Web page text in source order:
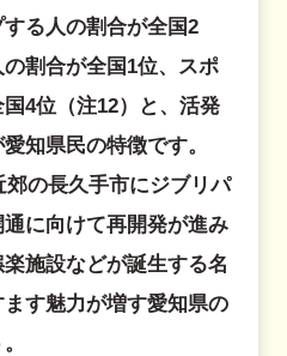
る人の割合が全国2
割合が全国1位、スポ
4位（注12）と、活発
知県民の特徴です。
の長久手市にジブリパ
に向けて再開発が進み
施設などが誕生する名
す魅力が増す愛知県の